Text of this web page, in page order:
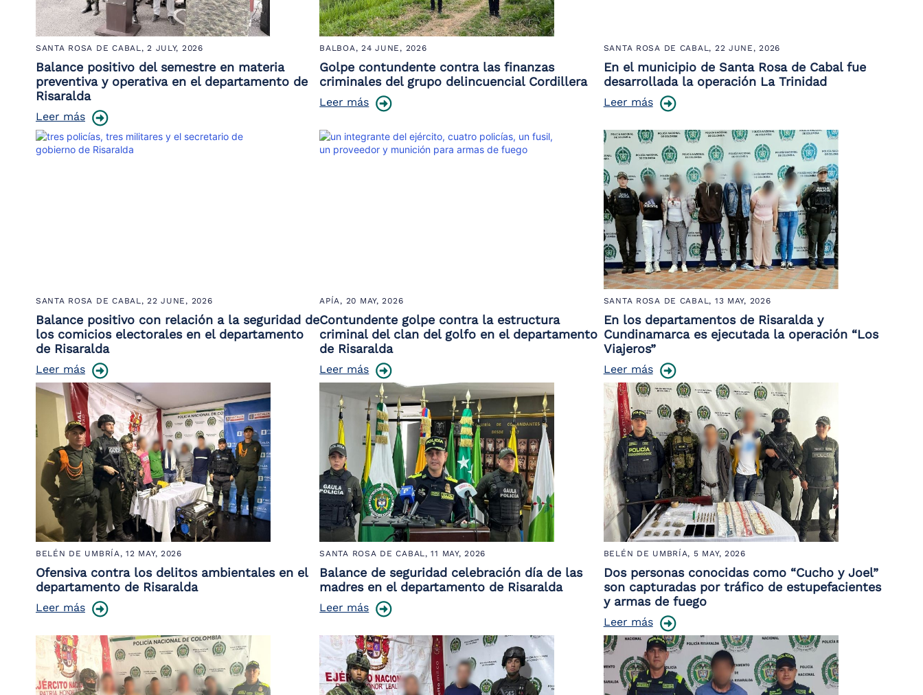
SANTA ROSA DE CABAL,2 JULY, 2026
Balance positivo del semestre en materia
preventiva y operativa en el departamento de
Risaralda
Leer más
BALBOA,24 JUNE, 2026
Golpe contundente contra las finanzas
criminales del grupo delincuencial Cordillera
Leer más
SANTA ROSA DE CABAL, 22 JUNE, 2026
En el municipio de Santa Rosa de Cabal fue
desarrollada la operación La Trinidad
Leer más
SANTA ROSA DE CABAL,22 JUNE, 2026
Balance positivo con relación a la seguridad de
los comicios electorales en el departamento
de Risaralda
Leer más
APÍA, 20 MAY, 2026
Contundente golpe contra la estructura
criminal del clan del golfo en el departamento
de Risaralda
Leer más
SANTA ROSA DE CABAL, 13 MAY, 2026
En los departamentos de Risaralda y
Cundinamarca es ejecutada la operación “Los
Viajeros”
Leer más
BELÉN DE UMBRÍA,12 MAY, 2026
Ofensiva contra los delitos ambientales en el
departamento de Risaralda
Leer más
SANTA ROSA DE CABAL,11 MAY, 2026
Balance de seguridad celebración día de las
madres en el departamento de Risaralda
Leer más
BELÉN DE UMBRÍA, 5 MAY, 2026
Dos personas conocidas como “Cucho y Joel”
son capturadas por tráfico de estupefacientes
y armas de fuego
Leer más